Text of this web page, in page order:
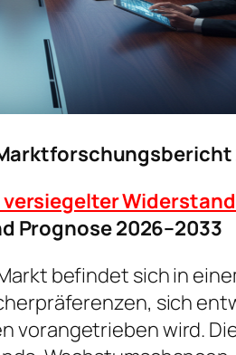
Prognose 2026–2033
befindet sich in
sich
vorangetrieben wird.